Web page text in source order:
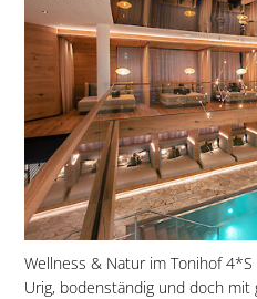
Wellness & Natur im Tonihof
Urig, bodenständig und doch